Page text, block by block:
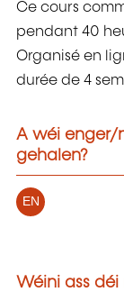
Ce cours
pendant 40
Organisé en
durée de 4
A wéi enger/
gehalen?
EN
Wéini ass déi